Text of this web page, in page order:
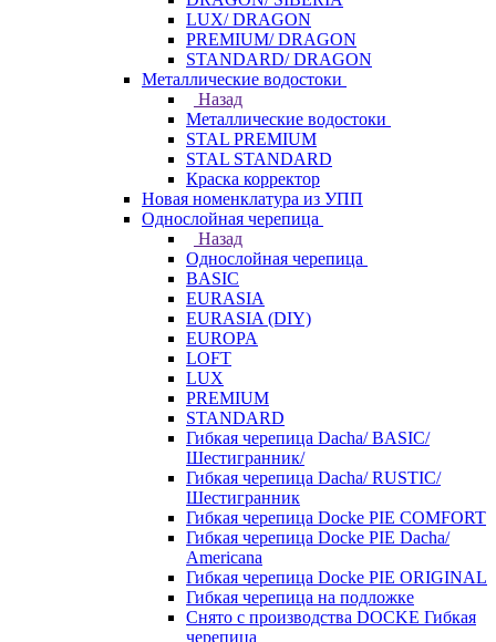
LUX/ DRAGON
PREMIUM/ DRAGON
STANDARD/ DRAGON
Металлические водостоки
Назад
Металлические водостоки
STAL PREMIUM
STAL STANDARD
Краска корректор
Новая номенклатура из УПП
Однослойная черепица
Назад
Однослойная черепица
BASIC
EURASIA
EURASIA (DIY)
EUROPA
LOFT
LUX
PREMIUM
STANDARD
Гибкая черепица Dacha/ BASIC/
Шестигранник/
Гибкая черепица Dacha/ RUSTIC/
Шестигранник
Гибкая черепица Docke PIE COMFORT
Гибкая черепица Docke PIE Dacha/
Americana
Гибкая черепица Docke PIE ОRIGINАL
Гибкая черепица на подложке
Снято с производства DOCKE Гибкая
черепица